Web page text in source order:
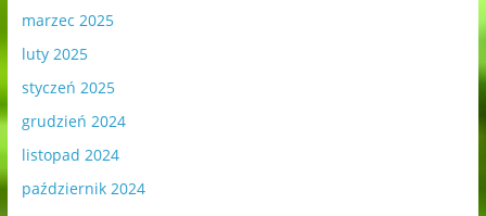
marzec 2025
luty 2025
styczeń 2025
grudzień 2024
listopad 2024
październik 2024